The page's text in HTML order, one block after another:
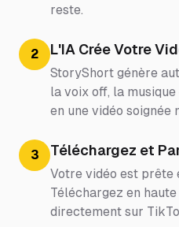
reste.
2 L'IA Crée Votre
StoryShort génère
la voix off, la
en une vidéo soignée
3 Téléchargez et
Votre vidéo est prête
Téléchargez en
directement sur